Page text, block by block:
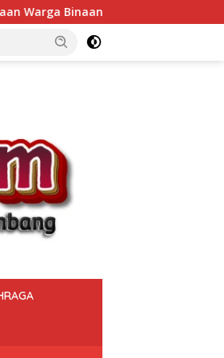
Menjaga Keamanan, Polsek